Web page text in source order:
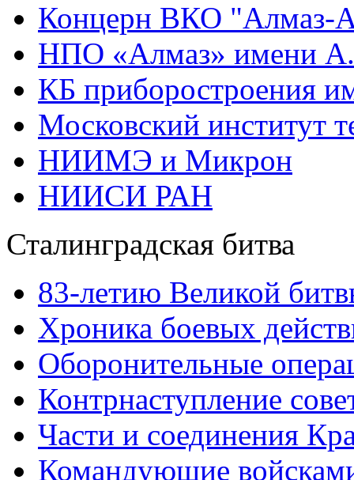
Концерн ВКО "Алмаз-
НПО «Алмаз» имени
КБ приборостроения
Московский институт
НИИМЭ и Микрон
НИИСИ РАН
Сталинградская битва
83-летию Великой
Хроника боевых
Оборонительные
Контрнаступление
Части и соединения
Командующие